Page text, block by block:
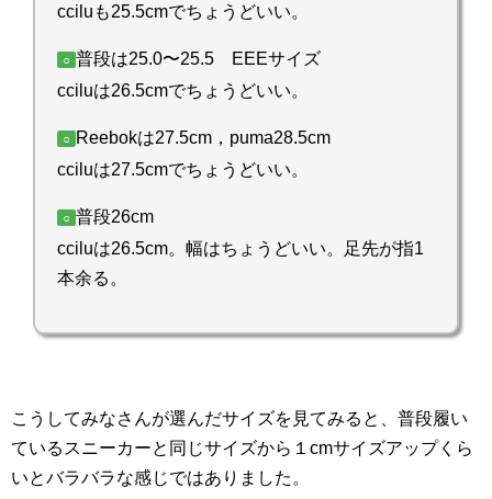
cciluも25.5cmでちょうどいい。
○ 普段は25.0〜25.5 EEEサイズ
cciluは26.5cmでちょうどいい。
○ Reebokは27.5cm，puma28.5cm
cciluは27.5cmでちょうどいい。
○ 普段26cm
cciluは26.5cm。幅はちょうどいい。足先が指1
本余る。
こうしてみなさんが選んだサイズを見てみると、普段履い
ているスニーカーと同じサイズから１cmサイズアップくら
いとバラバラな感じではありました。